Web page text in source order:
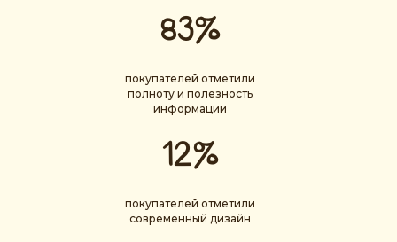
покупателей отметили
полноту и полезность
информации
покупателей отметили
современный дизайн
83%
12%